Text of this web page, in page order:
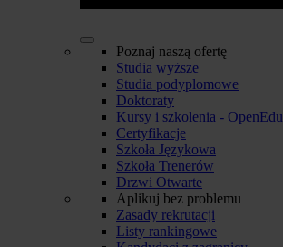
Poznaj naszą ofertę
Studia wyższe
Studia podyplomowe
Doktoraty
Kursy i szkolenia - OpenEdu
Certyfikacje
Szkoła Językowa
Szkoła Trenerów
Drzwi Otwarte
Aplikuj bez problemu
Zasady rekrutacji
Listy rankingowe